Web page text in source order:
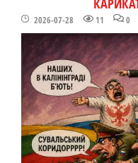
2026-07-28 11 0